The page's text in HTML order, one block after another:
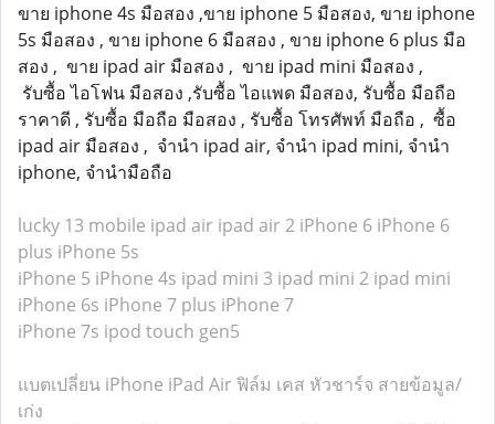
ขาย iphone 4s มือสอง ,ขาย iphone 5 มือสอง, ขาย iphone
5s มือสอง , ขาย iphone 6 มือสอง , ขาย iphone 6 plus มือ
สอง , ขาย ipad air มือสอง , ขาย ipad mini มือสอง ,
รับซื้อ ไอโฟน มือสอง ,รับซื้อ ไอแพด มือสอง, รับซื้อ มือถือ
ราคาดี , รับซื้อ มือถือ มือสอง , รับซื้อ โทรศัพท์ มือถือ , ซื้อ
ipad air มือสอง , จำนำ ipad air, จำนำ ipad mini, จำนำ
iphone, จำนำมือถือ
lucky 13 mobile ipad air ipad air 2 iPhone 6 iPhone 6
plus iPhone 5s
iPhone 5 iPhone 4s ipad mini 3 ipad mini 2 ipad mini
iPhone 6s iPhone 7 plus iPhone 7
iPhone 7s ipod touch gen5
แบตเปลี่ยน iPhone iPad Air ฟิล์ม เคส หัวชาร์จ สายข้อมูล/
เก่ง